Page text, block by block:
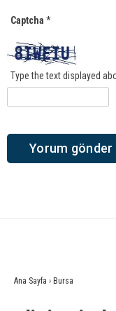
Captcha *
Type the text displayed
Ana Sayfa › Bursa